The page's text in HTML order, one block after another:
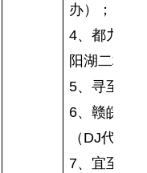
办）；
4、都九高
阳湖二桥项
5、寻至龙
6、赣皖界
（DJ代建
7、宜至遂